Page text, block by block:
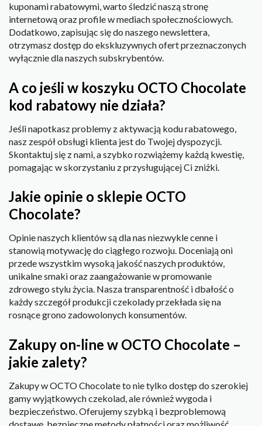
kuponami rabatowymi, warto śledzić naszą stronę
internetową oraz profile w mediach społecznościowych.
Dodatkowo, zapisując się do naszego newslettera,
otrzymasz dostęp do ekskluzywnych ofert przeznaczonych
wyłącznie dla naszych subskrybentów.
A co jeśli w koszyku OCTO Chocolate
kod rabatowy nie działa?
Jeśli napotkasz problemy z aktywacją kodu rabatowego,
nasz zespół obsługi klienta jest do Twojej dyspozycji.
Skontaktuj się z nami, a szybko rozwiążemy każdą kwestię,
pomagając w skorzystaniu z przysługującej Ci zniżki.
Jakie opinie o sklepie OCTO
Chocolate?
Opinie naszych klientów są dla nas niezwykle cenne i
stanowią motywację do ciągłego rozwoju. Doceniają oni
przede wszystkim wysoką jakość naszych produktów,
unikalne smaki oraz zaangażowanie w promowanie
zdrowego stylu życia. Nasza transparentność i dbałość o
każdy szczegół produkcji czekolady przekłada się na
rosnące grono zadowolonych konsumentów.
Zakupy on-line w OCTO Chocolate –
jakie zalety?
Zakupy w OCTO Chocolate to nie tylko dostęp do szerokiej
gamy wyjątkowych czekolad, ale również wygoda i
bezpieczeństwo. Oferujemy szybką i bezproblemową